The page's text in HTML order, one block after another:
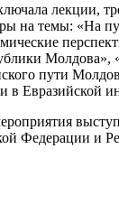
лекции,
на темы: «На
Молдова»,
пути
в Евразийской
Федерации и